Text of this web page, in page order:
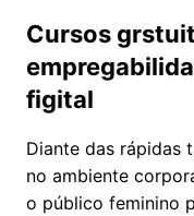
​Cursos
figital
​Diante das rápidas
no ambiente
o público feminino